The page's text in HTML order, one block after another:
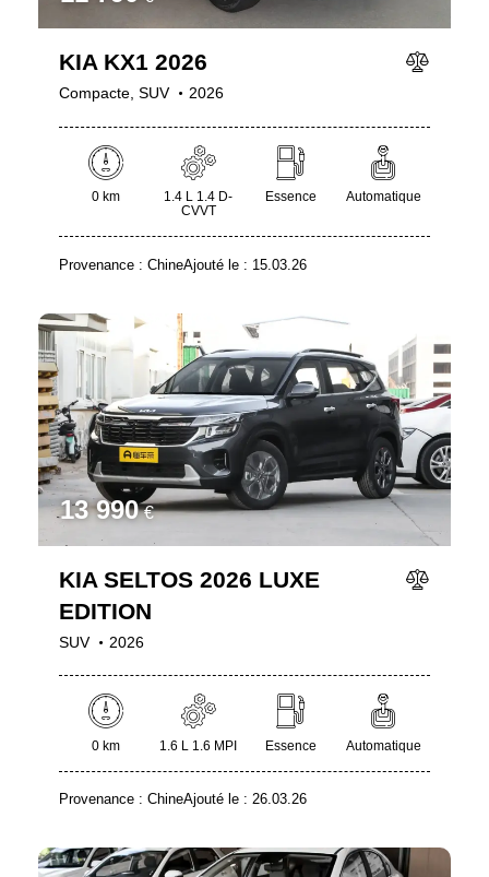
KIA KX1 2026
Compacte,SUV 2026
0 km
1.4 L 1.4 D-
CVVT
Essence Automatique
Provenance : ChineAjouté le : 15.03.26
13 990 €
KIA SELTOS 2026 LUXE
EDITION
SUV 2026
0 km 1.6 L 1.6 MPI Essence Automatique
Provenance : ChineAjouté le : 26.03.26